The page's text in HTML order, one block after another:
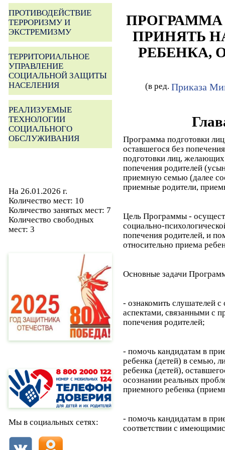
ПРОТИВОДЕЙСТВИЕ
ТЕРРОРИЗМУ И
ЭКСТРЕМИЗМУ
ТЕРРИТОРИАЛЬНОЕ
УПРАВЛЕНИЕ
СОЦИАЛЬНОЙ ЗАЩИТЫ
НАСЕЛЕНИЯ
РЕАЛИЗУЕМЫЕ
ТЕХНОЛОГИИ
СОЦИАЛЬНОГО
ОБСЛУЖИВАНИЯ
На 26.01.2026 г.
Количество мест: 10
Количество занятых мест: 7
Количество свободных
мест: 3
Мы в социальных сетях:
ПРИНЯТЬ
РЕБЕНКА,
(в ред. Приказа
Программа подготовки
оставшегося без
подготовки лиц, желающих
попечения родителей
приемную семью (далее
приемные родители,
Цель Программы -
социально-
попечения родителей, и
относительно приема
Основные задачи
- ознакомить слушателей
аспектами, связанными с
попечения родителей;
- помочь кандидатам в
ребенка (детей) в семью,
ребенка (детей),
осознании реальных
приемного ребенка
- помочь кандидатам в
соответствии с